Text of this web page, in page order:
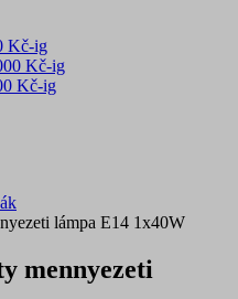
Kč-ig
Kč-ig
Kč-ig
lámpa E14 1x40W
mennyezeti